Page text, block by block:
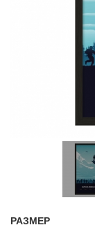
РАЗМЕР